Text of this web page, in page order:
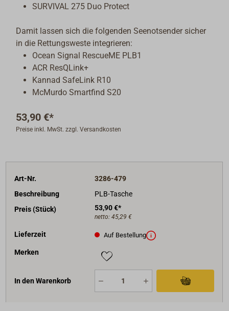
SURVIVAL 275 Duo Protect
Damit lassen sich die folgenden Seenotsender sicher
in die Rettungsweste integrieren:
Ocean Signal RescueME PLB1
ACR ResQLink+
Kannad SafeLink R10
McMurdo Smartfind S20
53,90 €*
Preise inkl. MwSt. zzgl. Versandkosten
Art-Nr.
3286-479
Beschreibung
PLB-Tasche
Preis (Stück)
53,90 €*
netto: 45,29 €
Lieferzeit Auf Bestellung
Merken
In den Warenkorb